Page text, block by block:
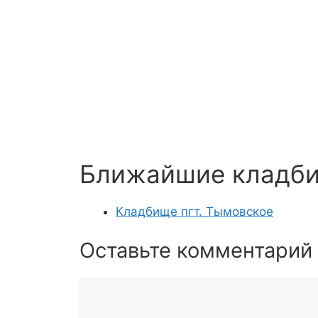
Ближайшие
Кладбище пгт. Тымовское
Оставьте комментарий